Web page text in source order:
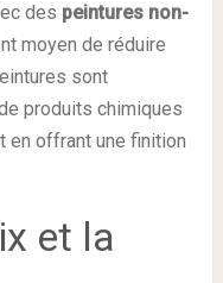
des peintures non-
moyen de réduire
sont
produits chimiques
en offrant une finition
et la